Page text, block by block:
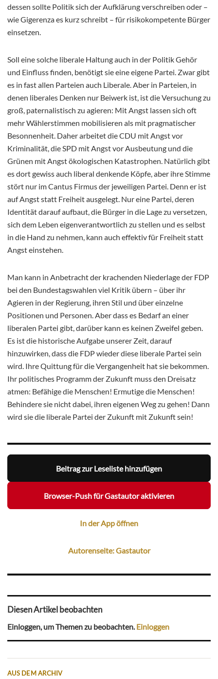
dessen sollte Politik sich der Aufklärung verschreiben oder –
wie Gigerenza es kurz schreibt – für risikokompetente Bürger
einsetzen.
Soll eine solche liberale Haltung auch in der Politik Gehör
und Einfluss finden, benötigt sie eine eigene Partei. Zwar gibt
es in fast allen Parteien auch Liberale. Aber in Parteien, in
denen liberales Denken nur Beiwerk ist, ist die Versuchung zu
groß, paternalistisch zu agieren: Mit Angst lassen sich oft
mehr Wählerstimmen mobilisieren als mit pragmatischer
Besonnenheit. Daher arbeitet die CDU mit Angst vor
Kriminalität, die SPD mit Angst vor Ausbeutung und die
Grünen mit Angst ökologischen Katastrophen. Natürlich gibt
es dort gewiss auch liberal denkende Köpfe, aber ihre Stimme
stört nur im Cantus Firmus der jeweiligen Partei. Denn er ist
auf Angst statt Freiheit ausgelegt. Nur eine Partei, deren
Identität darauf aufbaut, die Bürger in die Lage zu versetzen,
sich dem Leben eigenverantwortlich zu stellen und es selbst
in die Hand zu nehmen, kann auch effektiv für Freiheit statt
Angst einstehen.
Man kann in Anbetracht der krachenden Niederlage der FDP
bei den Bundestagswahlen viel Kritik übern – über ihr
Agieren in der Regierung, ihren Stil und über einzelne
Positionen und Personen. Aber dass es Bedarf an einer
liberalen Partei gibt, darüber kann es keinen Zweifel geben.
Es ist die historische Aufgabe unserer Zeit, darauf
hinzuwirken, dass die FDP wieder diese liberale Partei sein
wird. Ihre Quittung für die Vergangenheit hat sie bekommen.
Ihr politisches Programm der Zukunft muss den Dreisatz
atmen: Befähige die Menschen! Ermutige die Menschen!
Behindere sie nicht dabei, ihren eigenen Weg zu gehen! Dann
wird sie die liberale Partei der Zukunft mit Zukunft sein!
Beitrag zur Leseliste hinzufügen
Browser-Push für Gastautor aktivieren
In der App öffnen
Autorenseite: Gastautor
Diesen Artikel beobachten
Einloggen, um Themen zu beobachten.Einloggen
AUS DEM ARCHIV